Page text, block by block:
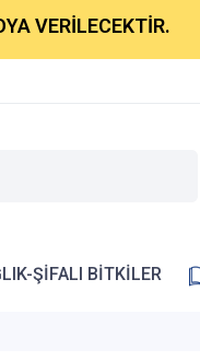
ŞİFALI BİTKİLER